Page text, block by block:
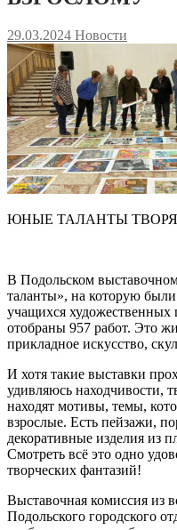
29.03.2024 Новости
ЮНЫЕ ТАЛАНТЫ
В Подольском
таланты», на которую
учащихся художественных
отобраны 957 работ. Это
прикладное искусство,
И хотя такие выставки
удивляюсь находчивости,
находят мотивы, темы,
взрослые. Есть пейзажи,
декоративные изделия из
Смотреть всё это одно
творческих фантазий!
Выставочная комиссия из
Подольского городского